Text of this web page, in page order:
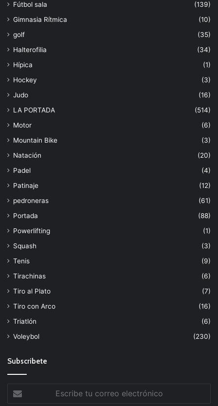
Fútbol sala
(139)
Gimnasia Rítmica
(10)
golf
(35)
Halterofilia
(34)
Hípica
(1)
Hockey
(3)
Judo
(16)
LA PORTADA
(514)
Motor
(6)
Mountain Bike
(3)
Natación
(20)
Padel
(4)
Patinaje
(12)
pedroneras
(61)
Portada
(88)
Powerlifting
(1)
Squash
(3)
Tenis
(9)
Tirachinas
(6)
Tiro al Plato
(7)
Tiro con Arco
(16)
Triatlón
(6)
Voleybol
(230)
Subscribete
tu